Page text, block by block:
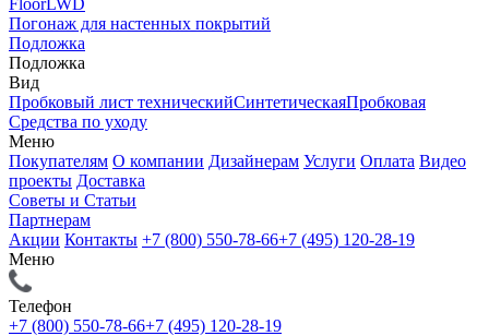
FloorLWD
Погонаж для настенных покрытий
Подложка
Подложка
Вид
Пробковый лист техническийСинтетическаяПробковая
Средства по уходу
Меню
Покупателям О компании Дизайнерам Услуги Оплата Видео
проекты Доставка
Советы и Статьи
Партнерам
Акции Контакты +7 (800) 550-78-66+7 (495) 120-28-19
Меню
Телефон
+7 (800) 550-78-66+7 (495) 120-28-19